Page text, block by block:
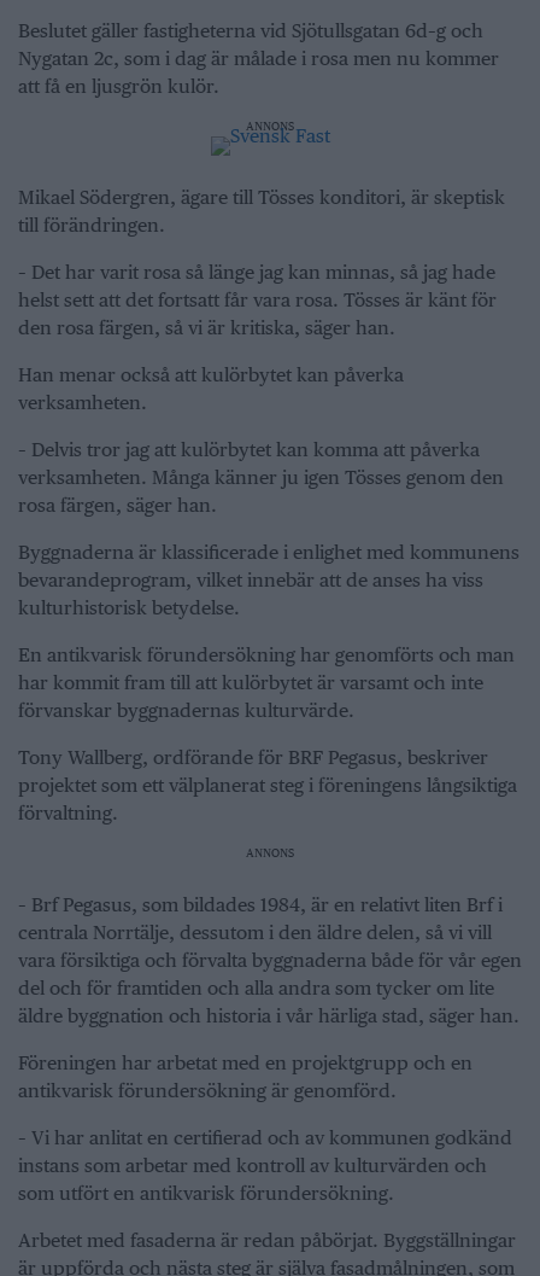
Beslutet gäller fastigheterna vid Sjötullsgatan 6d–g och
Nygatan 2c, som i dag är målade i rosa men nu kommer
att få en ljusgrön kulör.
ANNONS
Mikael Södergren, ägare till Tösses konditori, är skeptisk
till förändringen.
– Det har varit rosa så länge jag kan minnas, så jag hade
helst sett att det fortsatt får vara rosa. Tösses är känt för
den rosa färgen, så vi är kritiska, säger han.
Han menar också att kulörbytet kan påverka
verksamheten.
– Delvis tror jag att kulörbytet kan komma att påverka
verksamheten. Många känner ju igen Tösses genom den
rosa färgen, säger han.
Byggnaderna är klassificerade i enlighet med kommunens
bevarandeprogram, vilket innebär att de anses ha viss
kulturhistorisk betydelse.
En antikvarisk förundersökning har genomförts och man
har kommit fram till att kulörbytet är varsamt och inte
förvanskar byggnadernas kulturvärde.
Tony Wallberg, ordförande för BRF Pegasus, beskriver
projektet som ett välplanerat steg i föreningens långsiktiga
förvaltning.
ANNONS
– Brf Pegasus, som bildades 1984, är en relativt liten Brf i
centrala Norrtälje, dessutom i den äldre delen, så vi vill
vara försiktiga och förvalta byggnaderna både för vår egen
del och för framtiden och alla andra som tycker om lite
äldre byggnation och historia i vår härliga stad, säger han.
Föreningen har arbetat med en projektgrupp och en
antikvarisk förundersökning är genomförd.
– Vi har anlitat en certifierad och av kommunen godkänd
instans som arbetar med kontroll av kulturvärden och
som utfört en antikvarisk förundersökning.
Arbetet med fasaderna är redan påbörjat. Byggställningar
är uppförda och nästa steg är själva fasadmålningen, som